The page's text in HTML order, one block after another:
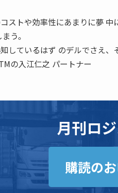
ストや効率性にあまりに夢
う。
しているはず のデルでさえ、
の入江仁之 パートナー
月刊ロ
購読の